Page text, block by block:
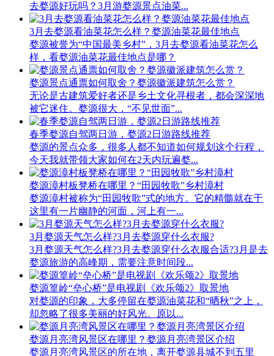
去婺源好玩吗？3月游婺源景点油菜...
3月去婺源看油菜花怎么样？婺源油菜花最佳地点
婺源被誉为“中国最美乡村”，3月去婺源看油菜花怎么
样，看婺源油菜花最佳地点是哪？
婺源景点通票如何取舍？婺源徽派建筑怎么赏？
无论是古建筑爱好者还是乡土文化寻根者，都会深深地
被它迷住。婺源很大，“不见世面”...
春季婺源自驾两日游，婺源2日游路线推荐
婺源的景点众多，很多人都不知道如何规划这个行程，
今天我就带领大家如何在2天内玩遍婺...
婺源漳村板凳桥在哪里？“田园牧歌”乡村漳村
婺源漳村被称为“田园牧歌”式的地方。它的精髓就在于
这里有一片幽静的河面，河上有一...
3月婺源天气怎么样?3月去婺源穿什么衣服?
3月婺源天气怎么样?3月去婺源穿什么衣服合适?3月是去
婺源旅游的高峰期，需要注意时间段...
婺源篁岭“垒心桥”是电视剧《欢乐颂2》取景地
对婺源的印象，大多停留在婺源油菜花和“晒秋”之上，
却忽略了很多美丽的好风光。原以...
婺源月亮湾风景区在哪里？婺源月亮湾景区介绍
婺源月亮湾风景区的所在地，离开婺源县城不到五里